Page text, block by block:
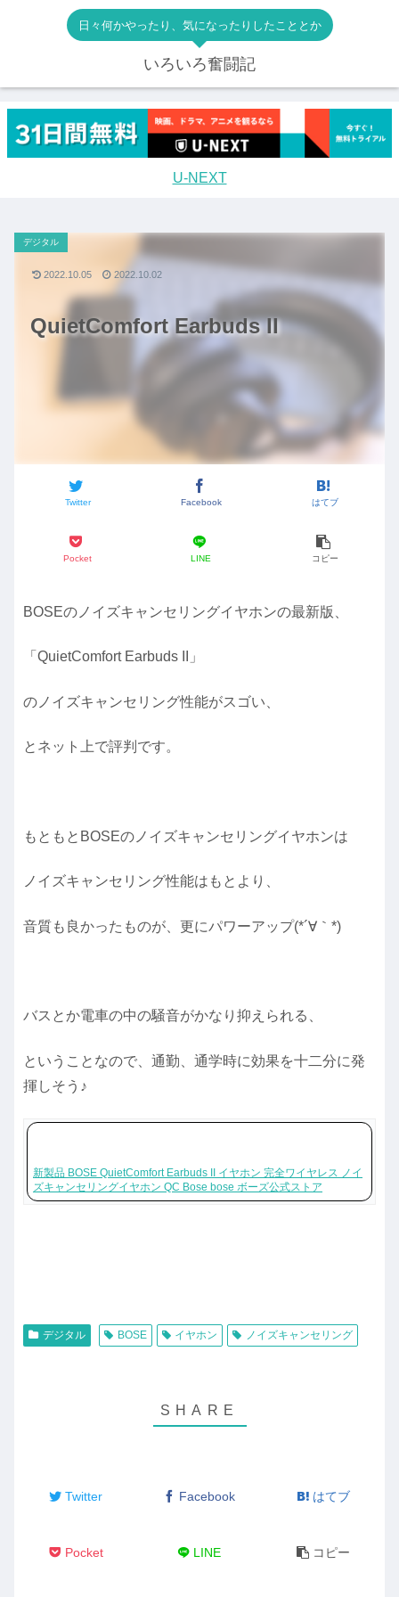
日々何かやったり、気になったりしたこととか
いろいろ奮闘記
U-NEXT
QuietComfort Earbuds II
デジタル
Twitter Facebook はてブ
Pocket LINE コピー
2022.10.05 2022.10.02
BOSEのノイズキャンセリングイヤホンの最新版、
「QuietComfort Earbuds II」
のノイズキャンセリング性能がスゴい、
とネット上で評判です。
もともとBOSEのノイズキャンセリングイヤホンは
ノイズキャンセリング性能はもとより、
音質も良かったものが、更にパワーアップ(*´∀｀*)
バスとか電車の中の騒音がかなり抑えられる、
ということなので、通勤、通学時に効果を十二分に発
揮しそう♪
新製品 BOSE QuietComfort Earbuds II イヤホン 完全ワイヤレス ノイ
ズキャンセリングイヤホン QC Bose bose ボーズ公式ストア
デジタル BOSE イヤホン ノイズキャンセリング
Twitter Facebook はてブ
Pocket LINE コピー